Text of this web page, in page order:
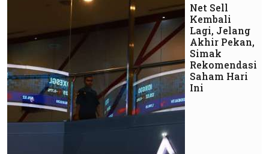
Net Sell
Kembali
Lagi, Jelang
Akhir Pekan,
Simak
Rekomendasi
Saham Hari
Ini